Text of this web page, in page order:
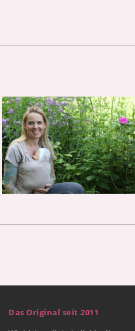
Das Original seit 2011